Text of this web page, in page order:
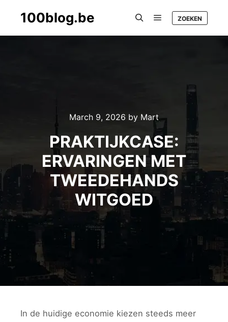
100blog.be ZOEKEN
March 9, 2026 by Mart
PRAKTIJKCASE:
ERVARINGEN MET
TWEEDEHANDS
WITGOED
In de huidige economie kiezen steeds meer